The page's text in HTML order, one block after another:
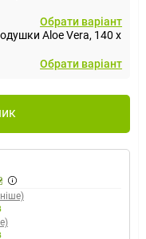
Обрати варіант
Aloe Vera, 140 x
Обрати варіант